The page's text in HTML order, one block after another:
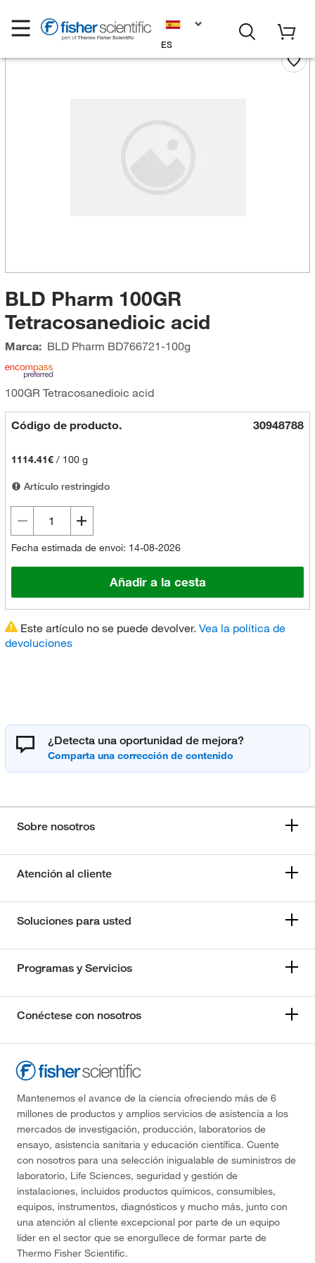
ES
BLD Pharm 100GR
Tetracosanedioic acid
Marca: BLD Pharm BD766721-100g
100GR Tetracosanedioic acid
Código de producto. 30948788
1114.41€/ 100 g
Artículo restringido
Fecha estimada de envoi: 14-08-2026
Añadir a la cesta
Este artículo no se puede devolver. Vea la política de
devoluciones
¿Detecta una oportunidad de mejora?
Sobre nosotros
Atención al cliente
Soluciones para usted
Programas y Servicios
Conéctese con nosotros
Mantenemos el avance de la ciencia ofreciendo más de 6
millones de productos y amplios servicios de asistencia a los
mercados de investigación, producción, laboratorios de
ensayo, asistencia sanitaria y educación científica. Cuente
con nosotros para una selección inigualable de suministros de
laboratorio, Life Sciences, seguridad y gestión de
instalaciones, incluidos productos químicos, consumibles,
equipos, instrumentos, diagnósticos y mucho más, junto con
una atención al cliente excepcional por parte de un equipo
líder en el sector que se enorgullece de formar parte de
Thermo Fisher Scientific.